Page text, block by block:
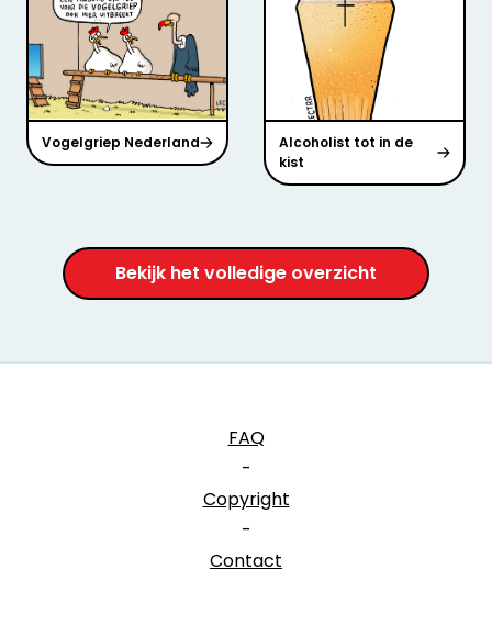
Vogelgriep Nederland
Alcoholist tot in de
kist
Bekijk het volledige overzicht
FAQ
-
Copyright
-
Contact